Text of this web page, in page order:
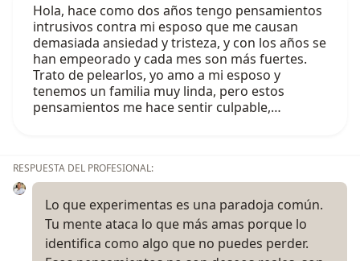
Hola, hace como dos años tengo pensamientos
intrusivos contra mi esposo que me causan
demasiada ansiedad y tristeza, y con los años se
han empeorado y cada mes son más fuertes.
Trato de pelearlos, yo amo a mi esposo y
tenemos un familia muy linda, pero estos
pensamientos me hace sentir culpable,…
RESPUESTA DEL PROFESIONAL:
Lo que experimentas es una paradoja común.
Tu mente ataca lo que más amas porque lo
identifica como algo que no puedes perder.